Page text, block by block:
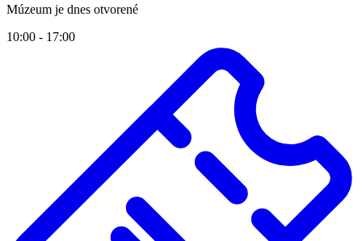
Múzeum je dnes otvorené
10:00 - 17:00